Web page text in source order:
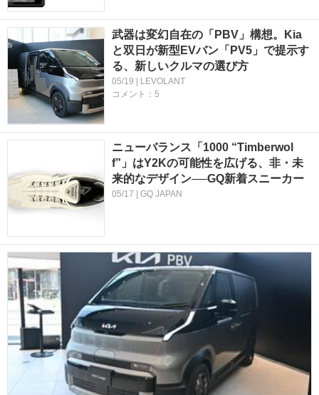
武器は変幻自在の「PBV」構想。Kia
と双日が新型EVバン「PV5」で提示す
る、新しいクルマの選び方
05/19 | LEVOLANT
コメント：5
ニューバランス「1000 “Timberwol
f”」はY2Kの可能性を広げる、非・未
来的なデザイン──GQ新着スニーカー
05/17 | GQ JAPAN